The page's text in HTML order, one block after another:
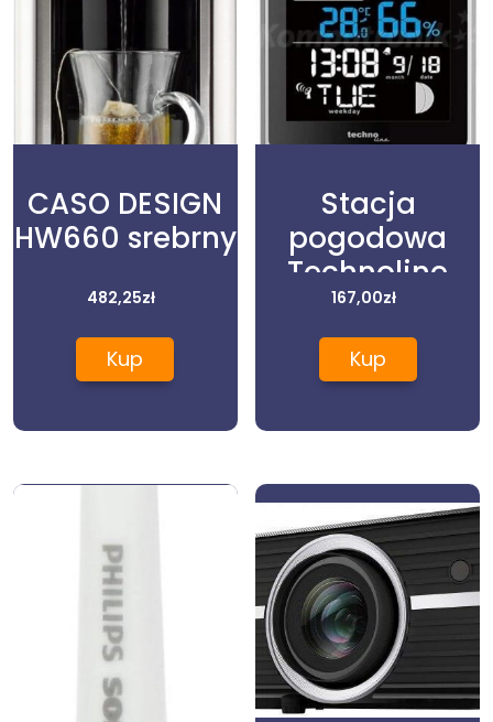
CASO DESIGN
HW660 srebrny
482,25zł
Kup
Stacja
pogodowa
Technoline
Stacja
Pogodowa
WS6441
167,00zł
Kup